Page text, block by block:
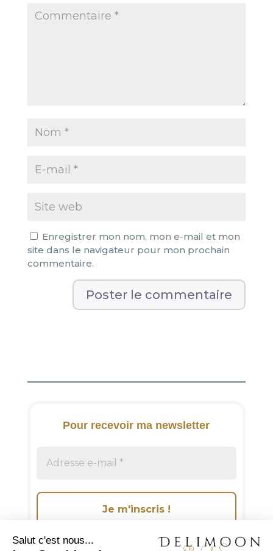
5
Stars
Stars
Stars
Star
Enregistrer mon nom, mon e-mail et mon
site dans le navigateur pour mon prochain
commentaire.
n
Pour recevoir ma newsletter